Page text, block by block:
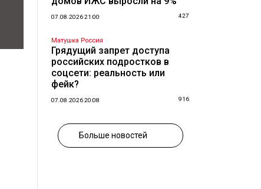
07.08.2026 21:00 427
Матушка Россия
Грядущий запрет доступа
российских подростков в
соцсети: реальность или
фейк?
07.08.2026 20:08 916
Больше новостей